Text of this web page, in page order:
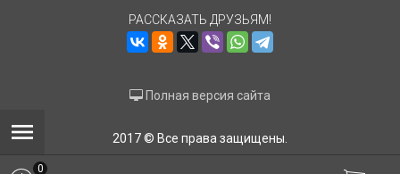
РАССКАЗАТЬ ДРУЗЬЯМ!
Полная версия сайта
2017 © Все права защищены.
0